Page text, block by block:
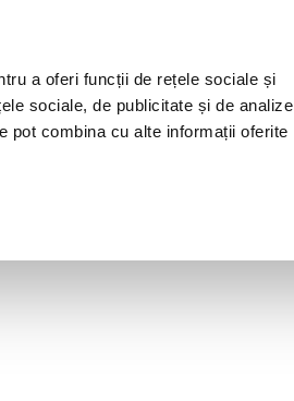
a oferi funcții de rețele sociale și
sociale, de publicitate și de analize
pot combina cu alte informații oferite